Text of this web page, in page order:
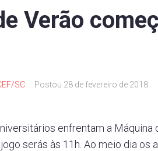
Verão
SC Postou 28 de fevereiro de 2018
enfrentam a Máquina
serás às 11h. Ao meio dia os